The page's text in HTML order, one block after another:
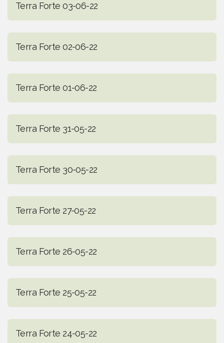
Terra Forte 03-06-22
Terra Forte 02-06-22
Terra Forte 01-06-22
Terra Forte 31-05-22
Terra Forte 30-05-22
Terra Forte 27-05-22
Terra Forte 26-05-22
Terra Forte 25-05-22
Terra Forte 24-05-22